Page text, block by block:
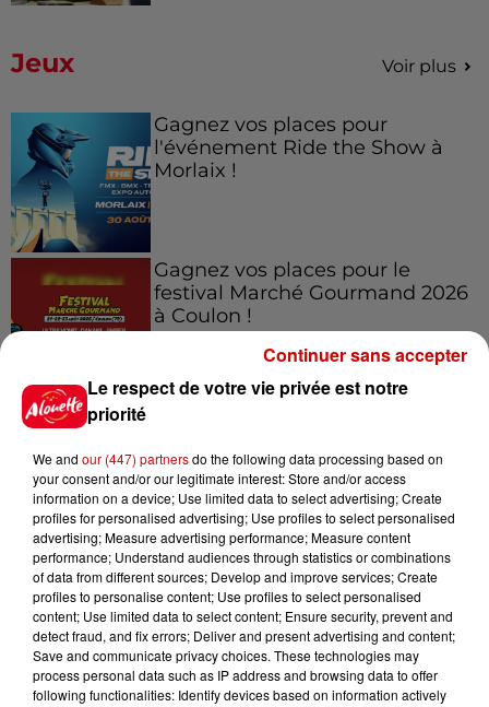
Jeux Voir plus
Gagnez vos places pour
l'événement Ride the Show à
Morlaix !
Gagnez vos places pour le
festival Marché Gourmand 2026
à Coulon !
régions !
Destination Vacances - Gagnez
votre séjour en famille au cœur
de la...
Le respect de votre vie privée est notre
priorité
We and our (447) partnersdo the following data processing based on
your consent and/or our legitimate interest: Store and/or access
information on a device; Use limited data to select advertising; Create
profiles for personalised advertising; Use profiles to select personalised
advertising; Measure advertising performance; Measure content
performance; Understand audiences through statistics or combinations
of data from different sources; Develop and improve services; Create
profiles to personalise content; Use profiles to select personalised
content; Use limited data to select content; Ensure security, prevent and
detect fraud, and fix errors; Deliver and present advertising and content;
Save and communicate privacy choices. These technologies may
process personal data such as IP address and browsing data to offer
following functionalities: Identify devices based on information actively
Continuer sans accepter